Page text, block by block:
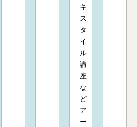
キ
ス
タ
イ
ル
講
座
な
ど
ア
ー